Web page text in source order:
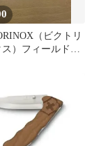
（ビクトリ
ス）フィールドマ